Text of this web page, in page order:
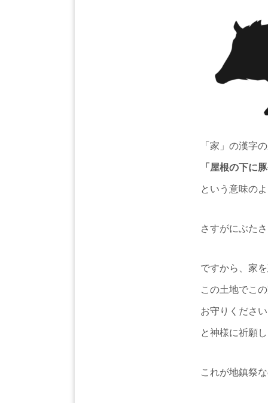
「家」の漢字
「屋根の下に
という意味の
さすがにぶた
ですから、家
この土地でこ
お守りくださ
と神様に祈願
これが地鎮祭